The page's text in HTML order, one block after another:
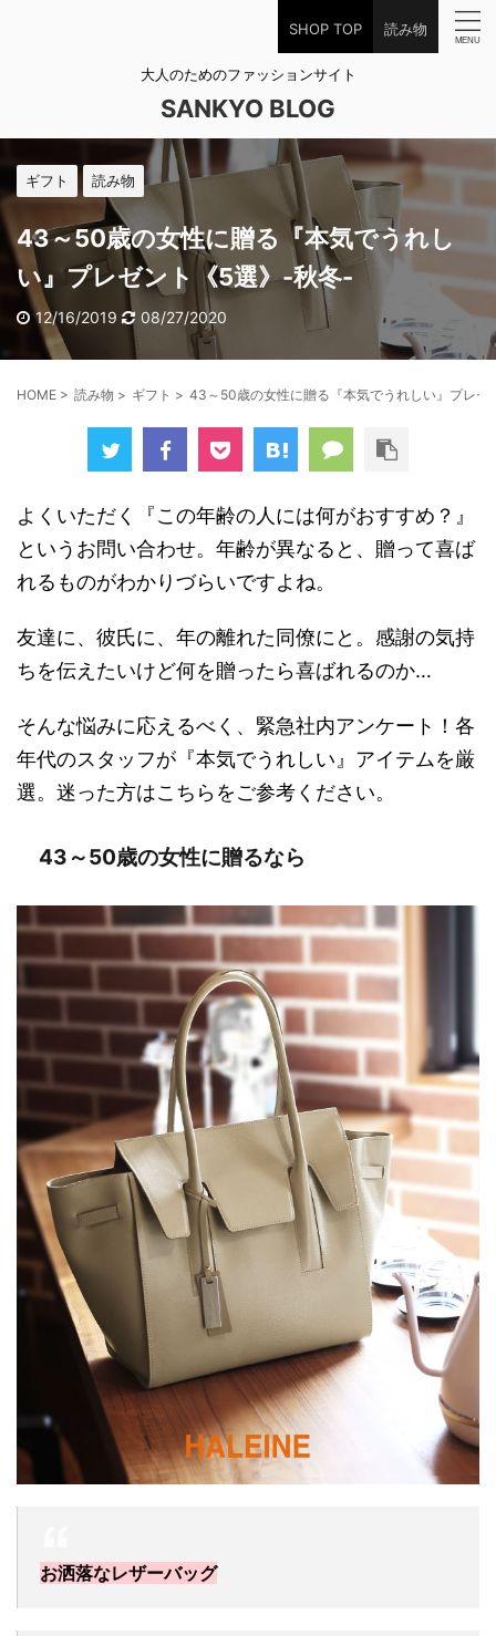
SHOP TOP 読み物
大人のためのファッションサイト
SANKYO BLOG
ギフト 読み物
43～50歳の女性に贈る『本気でうれし
い』プレゼント《5選》-秋冬-
12/16/2019 08/27/2020
HOME > 読み物 > ギフト > 43～50歳の女性に贈る『本気でうれしい』プレ
よくいただく『この年齢の人には何がおすすめ？』
というお問い合わせ。年齢が異なると、贈って喜ば
れるものがわかりづらいですよね。
友達に、彼氏に、年の離れた同僚にと。感謝の気持
ちを伝えたいけど何を贈ったら喜ばれるのか…
そんな悩みに応えるべく、緊急社内アンケート！各
年代のスタッフが『本気でうれしい』アイテムを厳
選。迷った方はこちらをご参考ください。
43～50歳の女性に贈るなら
お洒落なレザーバッグ